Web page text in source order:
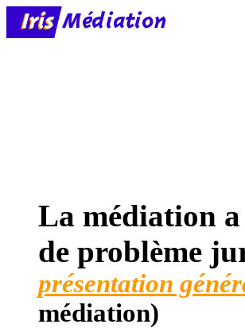
La médiation
de problème
présentation
médiation)